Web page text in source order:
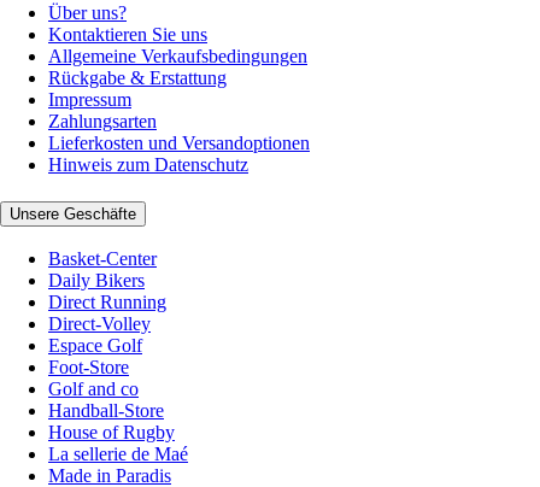
Über uns?
Kontaktieren Sie uns
Allgemeine Verkaufsbedingungen
Rückgabe & Erstattung
Impressum
Zahlungsarten
Lieferkosten und Versandoptionen
Hinweis zum Datenschutz
Unsere Geschäfte
Basket-Center
Daily Bikers
Direct Running
Direct-Volley
Espace Golf
Foot-Store
Golf and co
Handball-Store
House of Rugby
La sellerie de Maé
Made in Paradis